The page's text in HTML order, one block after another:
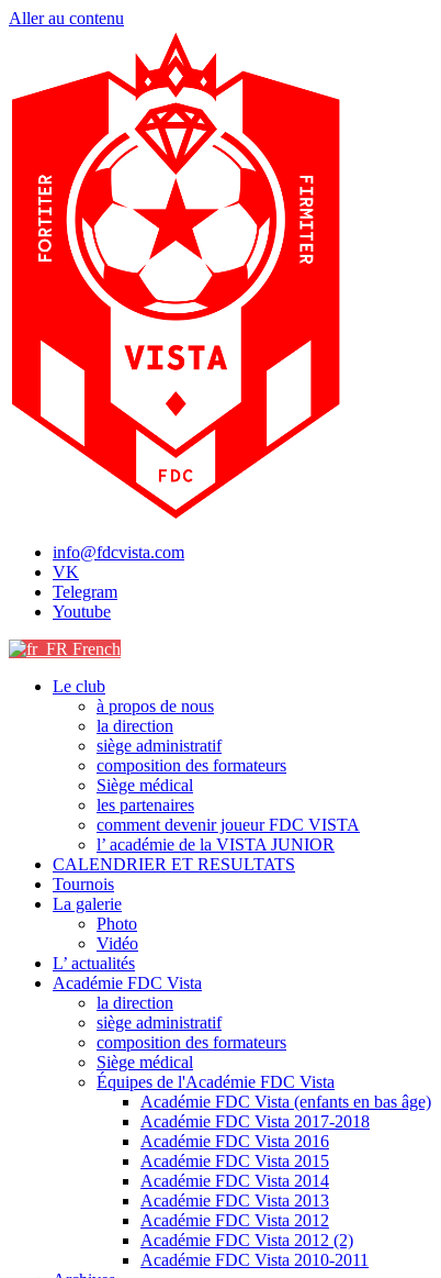
Aller au contenu
info@fdcvista.com
VK
Telegram
Youtube
French
Le club
à propos de nous
la direction
siège administratif
composition des formateurs
Siège médical
les partenaires
comment devenir joueur FDC VISTA
l’ académie de la VISTA JUNIOR
CALENDRIER ET RESULTATS
Tournois
La galerie
Photo
Vidéo
L’ actualités
Académie FDC Vista
la direction
siège administratif
composition des formateurs
Siège médical
Équipes de l'Académie FDC Vista
Académie FDC Vista (enfants en bas âge)
Académie FDC Vista 2017-2018
Académie FDC Vista 2016
Académie FDC Vista 2015
Académie FDC Vista 2014
Académie FDC Vista 2013
Académie FDC Vista 2012
Académie FDC Vista 2012 (2)
Académie FDC Vista 2010-2011